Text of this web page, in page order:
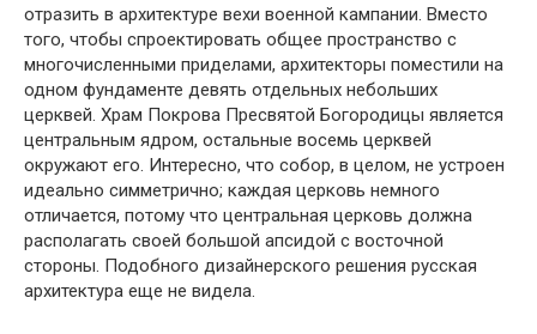
отразить в архитектуре вехи военной кампании. Вместо
того, чтобы спроектировать общее пространство с
многочисленными приделами, архитекторы поместили на
одном фундаменте девять отдельных небольших
церквей. Храм Покрова Пресвятой Богородицы является
центральным ядром, остальные восемь церквей
окружают его. Интересно, что собор, в целом, не устроен
идеально симметрично; каждая церковь немного
отличается, потому что центральная церковь должна
располагать своей большой апсидой с восточной
стороны. Подобного дизайнерского решения русская
архитектура еще не видела.